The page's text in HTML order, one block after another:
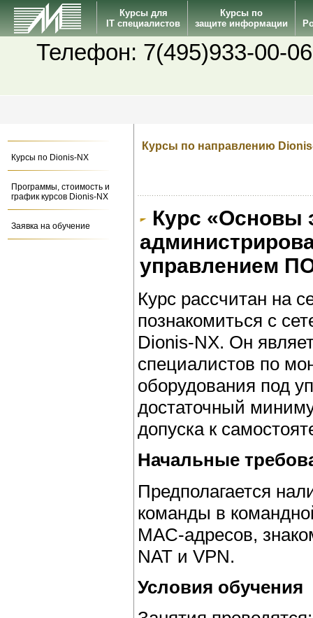
Курсы для
IT специалистов
Курсы по
защите информации
Телефон: 7(495)933-00-
Курсы по Dionis-NX
Программы, стоимость и
график курсов Dionis-NX
Заявка на обучение
Курсы по направлению
Курс «Основы
управлением
Курс рассчитан на
познакомиться с
Dionis-NX. Он
специалистов по
оборудования под
достаточный
допуска к
Начальные
Предполагается
команды в
MAC-адресов,
NAT и VPN.
Условия обучения